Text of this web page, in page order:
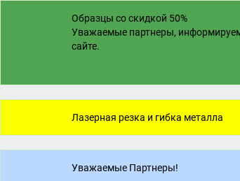
Образцы со скидкой 50%
Уважаемые партнеры, информируем
сайте.
Лазерная резка и гибка металла
Уважаемые Партнеры!